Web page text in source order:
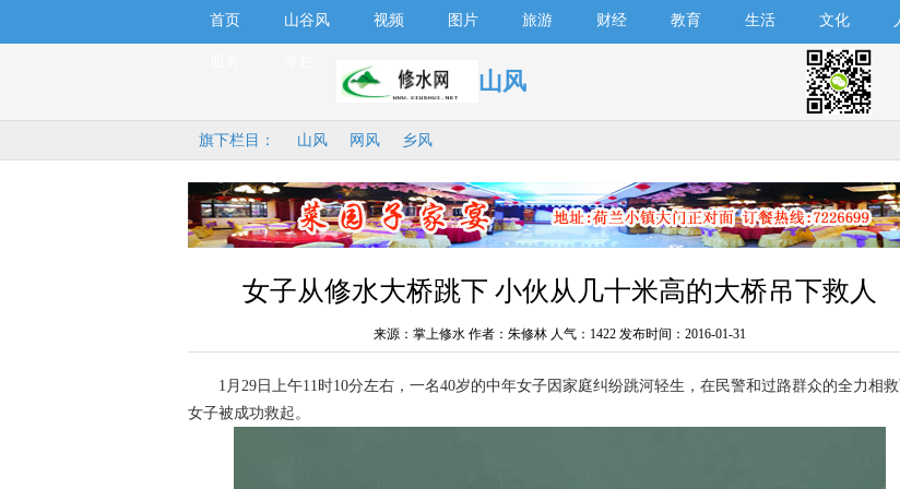
首页 山谷风 视频 图片 旅游 财经 教育 生活 文化
山风
旗下栏目： 山风 网风 乡风
女子从修水大桥跳下 小伙从几十米高的大桥吊下救人
来源：掌上修水 作者：朱修林 人气： 1422 发布时间：2016-01-31
1月29日上午11时10分左右，一名40岁的中年女子因家庭纠纷跳河轻生，在民警和过路群众的全力相救
女子被成功救起。